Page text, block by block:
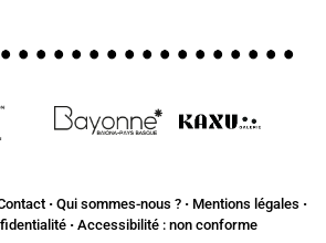
• Qui sommes-nous ?• Mentions légales •
• Accessibilité : non conforme